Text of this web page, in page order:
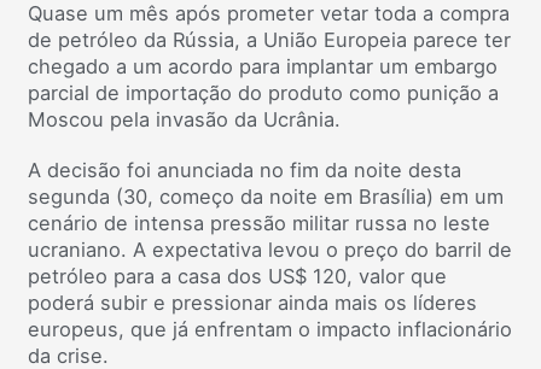
Quase um mês após prometer vetar toda a compra
de petróleo da Rússia, a União Europeia parece ter
chegado a um acordo para implantar um embargo
parcial de importação do produto como punição a
Moscou pela invasão da Ucrânia.
A decisão foi anunciada no fim da noite desta
segunda (30, começo da noite em Brasília) em um
cenário de intensa pressão militar russa no leste
ucraniano. A expectativa levou o preço do barril de
petróleo para a casa dos US$ 120, valor que
poderá subir e pressionar ainda mais os líderes
europeus, que já enfrentam o impacto inflacionário
da crise.